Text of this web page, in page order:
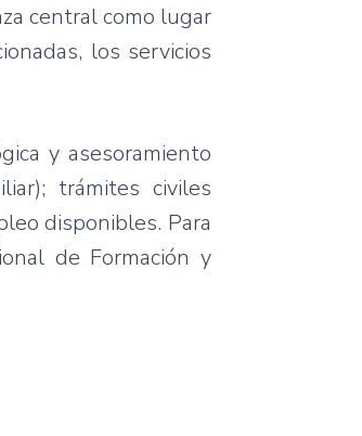
central como lugar
los servicios
y asesoramiento
trámites civiles
disponibles. Para
de Formación y